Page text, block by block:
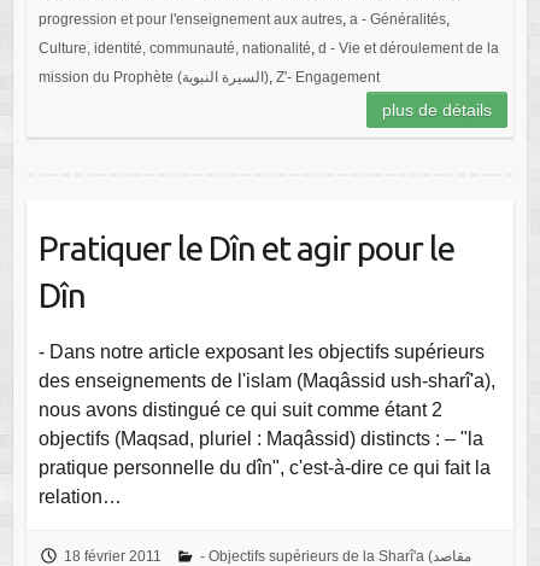
progression et pour l'enseignement aux autres, a - Généralités,
Culture, identité, communauté, nationalité d - Vie et déroulement de la
mission du Prophète (السيرة النبوية), Z'- Engagement
plus de détails
Pratiquer le Dîn et agir pour le
Dîn
- Dans notre article exposant les objectifs supérieurs
des enseignements de l'islam (Maqâssid ush-sharî'a),
nous avons distingué ce qui suit comme étant 2
objectifs (Maqsad, pluriel : Maqâssid) distincts : – "la
pratique personnelle du dîn", c'est-à-dire ce qui fait la
relation…
18 février 2011
- Objectifs supérieurs de la Sharî'a (مقاصد